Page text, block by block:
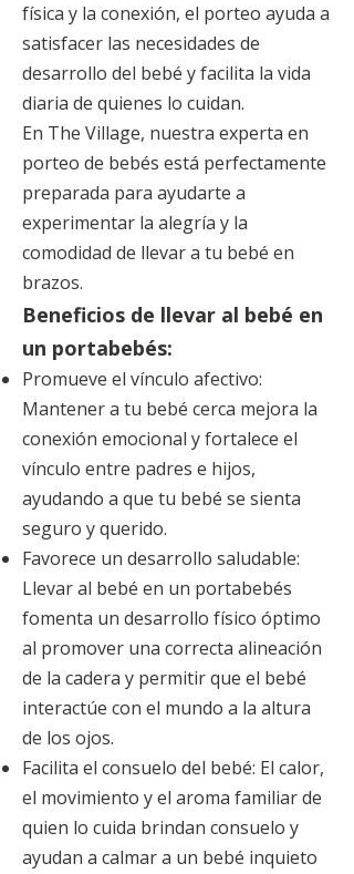
física y la conexión, el porteo ayuda a
satisfacer las necesidades de
desarrollo del bebé y facilita la vida
diaria de quienes lo cuidan.
En The Village, nuestra experta en
porteo de bebés está perfectamente
preparada para ayudarte a
experimentar la alegría y la
comodidad de llevar a tu bebé en
brazos.
Beneficios de llevar al bebé en
un portabebés:
Promueve el vínculo afectivo:
Mantener a tu bebé cerca mejora la
conexión emocional y fortalece el
vínculo entre padres e hijos,
ayudando a que tu bebé se sienta
seguro y querido.
Favorece un desarrollo saludable:
Llevar al bebé en un portabebés
fomenta un desarrollo físico óptimo
al promover una correcta alineación
de la cadera y permitir que el bebé
interactúe con el mundo a la altura
de los ojos.
Facilita el consuelo del bebé: El calor,
el movimiento y el aroma familiar de
quien lo cuida brindan consuelo y
ayudan a calmar a un bebé inquieto